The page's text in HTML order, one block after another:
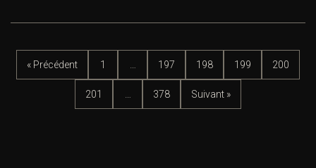
« Précédent 1 197 198 199 200
201 378 Suivant »